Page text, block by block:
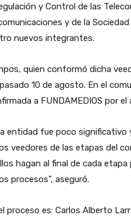
y Control de las
y de la
nuevos integrantes.
quien conformó dicha
10 de agosto. En el
a FUNDAMEDIOS por el
entidad fue poco
veedores de las etapas del
hagan al final de cada etapa
procesos”, aseguró.
proceso es: Carlos Alberto